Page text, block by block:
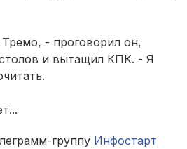
- проговорил он,
и вытащил КПК. - Я
группу Инфостарт